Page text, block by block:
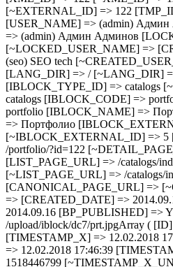
[~EXTERNAL_ID] => 122
[USER_NAME] => (admin)
=> (admin) Админ Админов
[~LOCKED_USER_NAME] =>
(seo) SEO tech
[LANG_DIR] => / [~LANG_DIR]
[IBLOCK_TYPE_ID] => catalogs
catalogs [IBLOCK_CODE] =>
portfolio [IBLOCK_NAME] =>
=> Портфолио
[~IBLOCK_EXTERNAL_ID] => 5
/portfolio/?id=122
[LIST_PAGE_URL] => /catalogs/
[~LIST_PAGE_URL] => /catalogs/
[CANONICAL_PAGE_URL] =>
=> [CREATED_DATE] =>
2014.09.16 [BP_PUBLISHED] =>
/upload/iblock/dc7/prt.jpgArray (
[TIMESTAMP_X] => 12.02.2018
=> 12.02.2018 17:46:39
1518446799